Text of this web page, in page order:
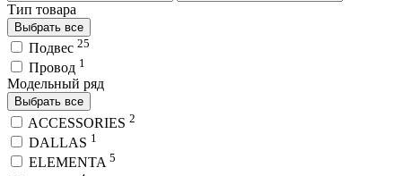
Тип товара
Выбрать все
Подвес 25
Провод 1
Модельный ряд
Выбрать все
ACCESSORIES 2
DALLAS 1
ELEMENTA 5